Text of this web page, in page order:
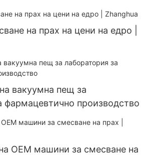
продажба
на прах на цени на едро |
вакуумна пещ за
фармацевтично производство
OEM машини за смесване на